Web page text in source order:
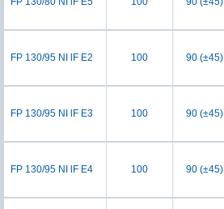
FP 130/95 NI lF E2 100 90 (±45)
FP 130/95 NI lF E3 100 90 (±45)
FP 130/95 NI lF E4 100 90 (±45)